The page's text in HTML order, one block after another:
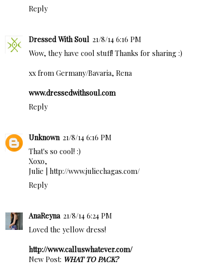
Reply
Dressed With Soul 21/8/14 6:16 PM
Wow, they have cool stuff! Thanks for sharing :)
xx from Germany/Bavaria, Rena
www.dressedwithsoul.com
Reply
Unknown 21/8/14 6:16 PM
That's so cool! :)
Xoxo,
Julie | http://www.juliechagas.com/
Reply
AnaReyna 21/8/14 6:24 PM
Loved the yellow dress!
http://www.calluswhatever.com/
New Post: WHAT TO PACK?